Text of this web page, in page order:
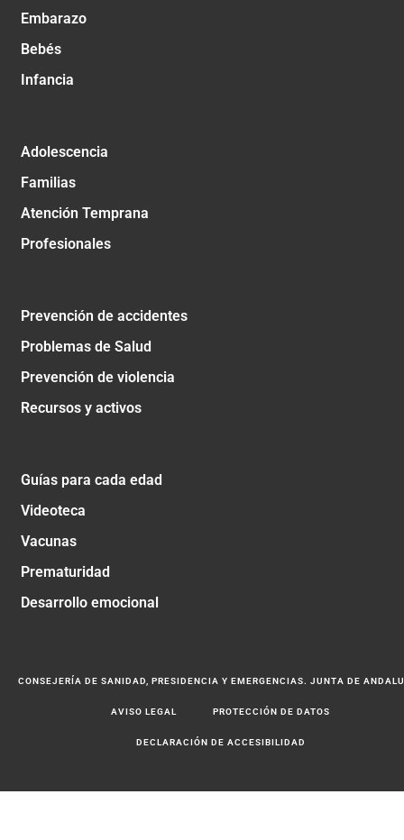
Embarazo
Bebés
Infancia
Adolescencia
Familias
Atención Temprana
Profesionales
Prevención de accidentes
Problemas de Salud
Prevención de violencia
Recursos y activos
Guías para cada edad
Videoteca
Vacunas
Prematuridad
Desarrollo emocional
CONSEJERÍA DE SANIDAD, PRESIDENCIA Y EMERGENCIAS. JUNTA DE
AVISO LEGAL PROTECCIÓN DE DATOS
DECLARACIÓN DE ACCESIBILIDAD